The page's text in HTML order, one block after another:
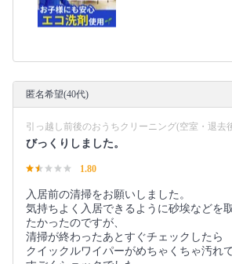
匿名希望(40代)
引っ越し前後のおうちクリーニング(空室・退去
びっくりしました。
1.80
入居前の清掃をお願いしました。
気持ちよく入居できるように砂埃などを
たかったのですが、
清掃が終わったあとすぐチェックしたら
クイックルワイパーがめちゃくちゃ汚れて